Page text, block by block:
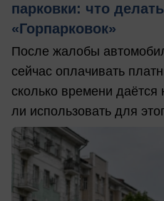
парковки: что
«Горпарковок»
После жалобы
сейчас оплачивать
сколько времени
ли использовать для